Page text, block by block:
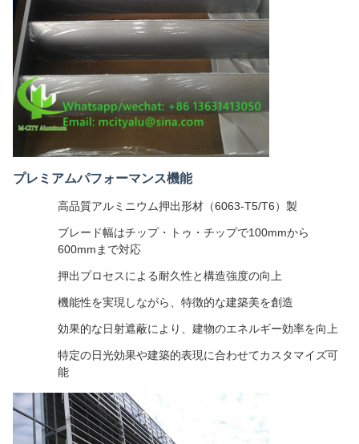
プレミアムパフォーマンス機能
高品質アルミニウム押出形材（6063-T5/T6）製
ブレード幅はチップ・トゥ・チップで100mmから
600mmまで対応
押出プロセスによる耐久性と構造強度の向上
機能性を実現しながら、特徴的な建築美を創造
効果的な日射遮蔽により、建物のエネルギー効率を向上
特定の日光効果や建築的表現に合わせてカスタマイズ可
能